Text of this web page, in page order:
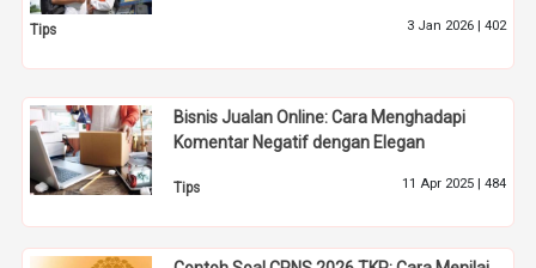
Tips 3 Jan 2026 | 402
Bisnis Jualan Online: Cara Menghadapi
Komentar Negatif dengan Elegan
Tips 11 Apr 2025 | 484